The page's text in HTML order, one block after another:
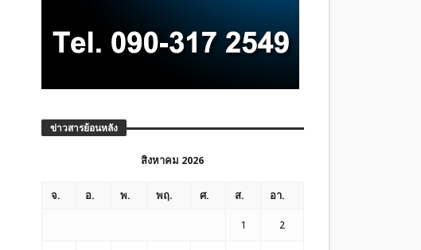
ข่าวสารย้อนหลัง
สิงหาคม 2026
จ. อ. พ. พฤ. ศ. ส. อา.
1 2